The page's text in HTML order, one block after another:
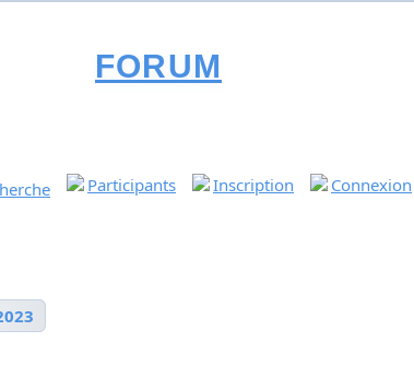
FORUM
Participants Inscription Connexion